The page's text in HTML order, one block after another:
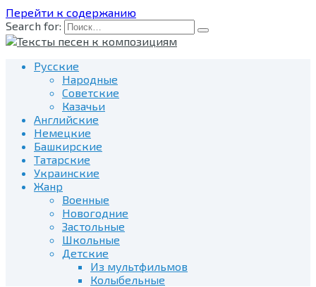
Перейти к содержанию
Search for:
Русские
Народные
Советские
Казачьи
Английские
Немецкие
Башкирские
Татарские
Украинские
Жанр
Военные
Новогодние
Застольные
Школьные
Детские
Из мультфильмов
Колыбельные